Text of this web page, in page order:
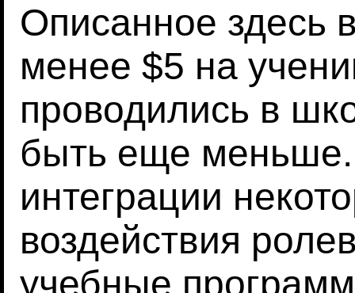
Описанное здесь
менее $5 на
проводились в
быть еще
интеграции
воздействия
учебные